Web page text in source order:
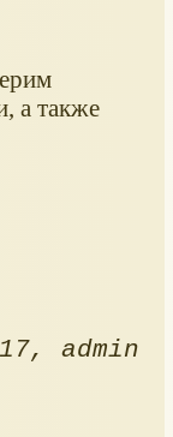
а также
admin